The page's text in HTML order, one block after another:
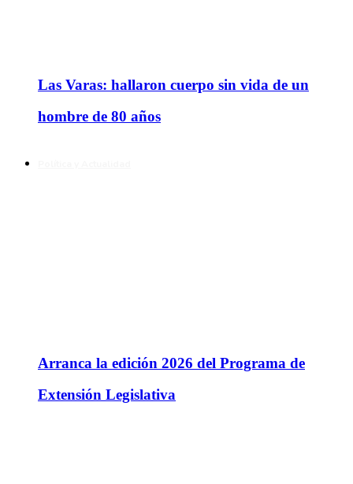
Las Varas: hallaron cuerpo sin vida de un
hombre de 80 años
Arranca la edición 2026 del Programa de
Extensión Legislativa